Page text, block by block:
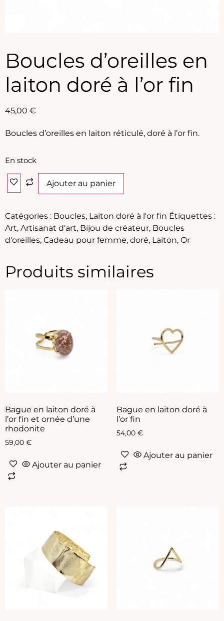
Boucles d’oreilles en
laiton doré à l’or fin
45,00 €
Boucles d’oreilles en laiton réticulé, doré à l’or fin.
En stock
Ajouter au panier
Catégories : Boucles, Laiton doré à l'or fin Étiquettes :
Art, Artisanat d'art, Bijou de créateur, Boucles
d'oreilles, Cadeau pour femme, doré, Laiton, Or
Produits similaires
Bague en laiton doré à
l’or fin et ornée d’une
rhodonite
59,00 €
Ajouter au panier
Bague en laiton doré à
l’or fin
54,00 €
Ajouter au panier